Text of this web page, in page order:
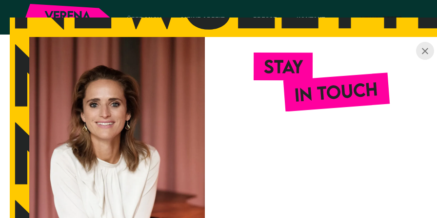
ÜBER MICH MEINE ARBEIT PRESSE KONTAKT NEWSLETTER DE
RADIO EINS
EUROPA HAT NOCH GAR
NICHT ANGEFANGEN, SEIN
POTENZIAL ZU NUTZEN